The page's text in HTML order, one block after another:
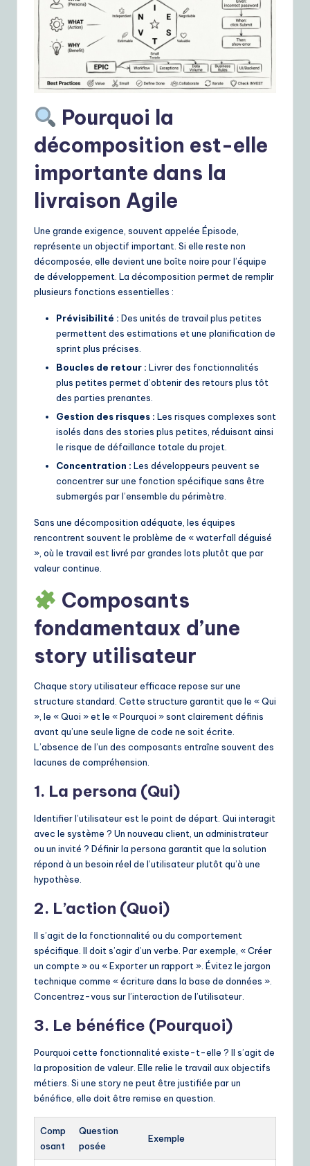
ft
w
S
o
Pourquoi la
décomposition est-elle
importante dans la
livraison Agile
Une grande exigence, souvent appelée Épisode,
représente un objectif important. Si elle reste non
décomposée, elle devient une boîte noire pour l’équipe
de développement. La décomposition permet de remplir
plusieurs fonctions essentielles :
Prévisibilité : Des unités de travail plus petites
permettent des estimations et une planification de
sprint plus précises.
Boucles de retour : Livrer des fonctionnalités
plus petites permet d’obtenir des retours plus tôt
des parties prenantes.
Gestion des risques : Les risques complexes sont
isolés dans des stories plus petites, réduisant ainsi
le risque de défaillance totale du projet.
Concentration : Les développeurs peuvent se
concentrer sur une fonction spécifique sans être
submergés par l’ensemble du périmètre.
Sans une décomposition adéquate, les équipes
rencontrent souvent le problème de « waterfall déguisé
», où le travail est livré par grandes lots plutôt que par
valeur continue.
Composants
fondamentaux d’une
story utilisateur
Chaque story utilisateur efficace repose sur une
structure standard. Cette structure garantit que le « Qui
», le « Quoi » et le « Pourquoi » sont clairement définis
avant qu’une seule ligne de code ne soit écrite.
L’absence de l’un des composants entraîne souvent des
lacunes de compréhension.
1. La persona (Qui)
Identifier l’utilisateur est le point de départ. Qui interagit
avec le système ? Un nouveau client, un administrateur
ou un invité ? Définir la persona garantit que la solution
répond à un besoin réel de l’utilisateur plutôt qu’à une
hypothèse.
2. L’action (Quoi)
Il s’agit de la fonctionnalité ou du comportement
spécifique. Il doit s’agir d’un verbe. Par exemple, « Créer
un compte » ou « Exporter un rapport ». Évitez le jargon
technique comme « écriture dans la base de données ».
Concentrez-vous sur l’interaction de l’utilisateur.
3. Le bénéfice (Pourquoi)
Pourquoi cette fonctionnalité existe-t-elle ? Il s’agit de
la proposition de valeur. Elle relie le travail aux objectifs
métiers. Si une story ne peut être justifiée par un
bénéfice, elle doit être remise en question.
Comp
osant
Question
posée
Exemple